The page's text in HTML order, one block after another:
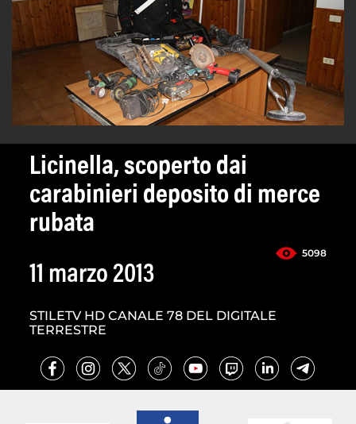
Licinella, scoperto dai
carabinieri deposito di merce
rubata
5098
11 marzo 2013
STILETV HD CANALE 78 DEL DIGITALE
TERRESTRE